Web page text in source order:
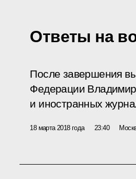
Ответы на
После завершения
Федерации Владимир
и иностранных
18 марта 2018 года 23:40